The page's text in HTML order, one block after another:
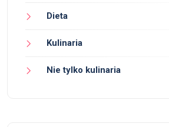
Dieta
Kulinaria
Nie tylko kulinaria